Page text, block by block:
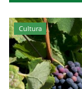
Cultura